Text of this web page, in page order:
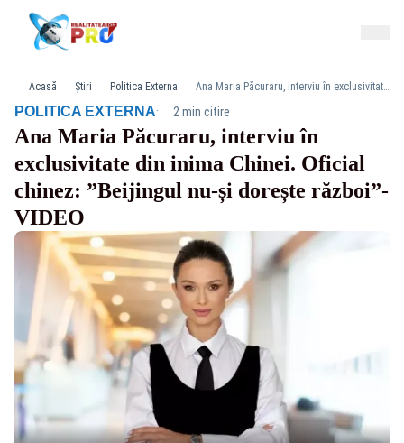
Acasă Știri Politica Externa Ana Maria Păcuraru, interviu în exclusivitate din inima Chinei. Oficial chinez: ”Beijingul nu-și dorește război”-VIDEO
POLITICA EXTERNA· 2 min citire
Ana Maria Păcuraru, interviu în
exclusivitate din inima Chinei. Oficial
chinez: ”Beijingul nu-și dorește război”-
VIDEO